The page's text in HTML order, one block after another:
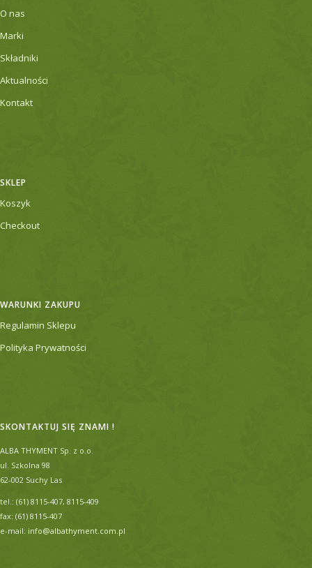
O nas
Marki
Składniki
Aktualności
Kontakt
SKLEP
Koszyk
Checkout
WARUNKI ZAKUPU
Regulamin Sklepu
Polityka Prywatności
SKONTAKTUJ SIĘ ZNAMI !
ALBA THYMENT Sp. z o.o.
ul. Szkolna 98
62-002 Suchy Las
tel.: (61) 8115-407, 8115-409
fax: (61) 8115-407
e-mail: info@albathyment.com.pl